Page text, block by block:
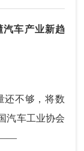
汽车产业新趋
不够，将数
汽车工业协会
——